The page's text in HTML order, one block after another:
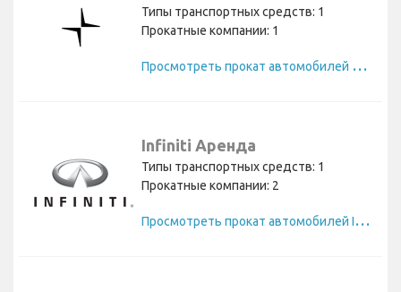
Типы транспортных средств: 1
Прокатные компании: 1
П
росмотреть прокат автомобилей Polestar
Infiniti Аренда
Типы транспортных средств: 1
Прокатные компании: 2
П
росмотреть прокат автомобилей Infiniti